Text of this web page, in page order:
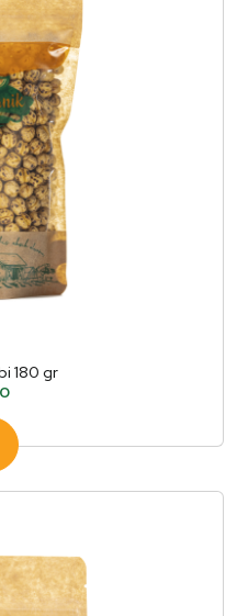
180 gr